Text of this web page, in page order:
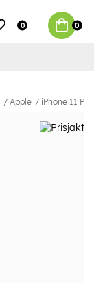
0 0
Apple iPhone 11